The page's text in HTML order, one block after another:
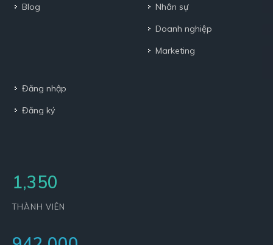
Blog
Nhân sự
Doanh nghiệp
Marketing
Đăng nhập
Đăng ký
1,350
THÀNH VIÊN